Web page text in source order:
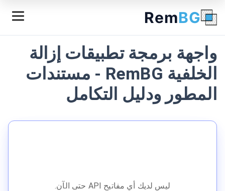
RemBG
واجهة برمجة تطبيقات إزالة
الخلفية RemBG - مستندات
المطور ودليل التكامل
ليس لديك أي مفاتيح API حتى الآن.